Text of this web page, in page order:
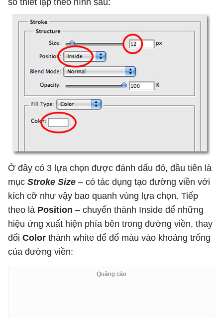
Ở đây có 3 lựa chọn được đánh dấu đỏ, đầu tiên là
mục Stroke Size – có tác dụng tạo đường viền với
kích cỡ như vậy bao quanh vùng lựa chọn. Tiếp
theo là Position – chuyển thành Inside để những
hiệu ứng xuất hiện phía bên trong đường viền, thay
đổi Color thành white để đổ màu vào khoảng trống
của đường viền: